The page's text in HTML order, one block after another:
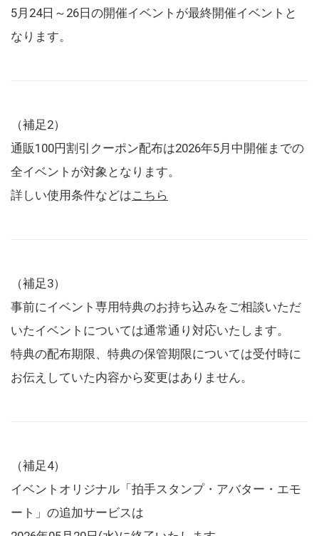
5月24日～26日の開催イベントが最終開催イベントと
なります。
（補足2）
通販100円割引クーポン配布は2026年5月中開催までの
全イベントが対象となります。
詳しい使用条件などはこちら
（補足3）
事前にイベント専用特典のお持ち込みをご相談いただ
いたイベントについては通常通り対応いたします。
特典の配布期限、特典の保管期限については受付時に
お伝えしていた内容から変更はありません。
（補足4）
イベントオリジナル「拍手スタンプ・アバター・エモ
ート」の追加サービスは